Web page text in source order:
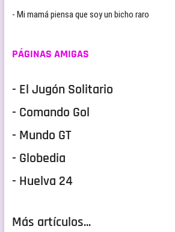
- Mi mamá piensa que soy un bicho raro
PÁGINAS AMIGAS
- El Jugón Solitario
- Comando Gol
- Mundo GT
- Globedia
- Huelva 24
Más artículos...